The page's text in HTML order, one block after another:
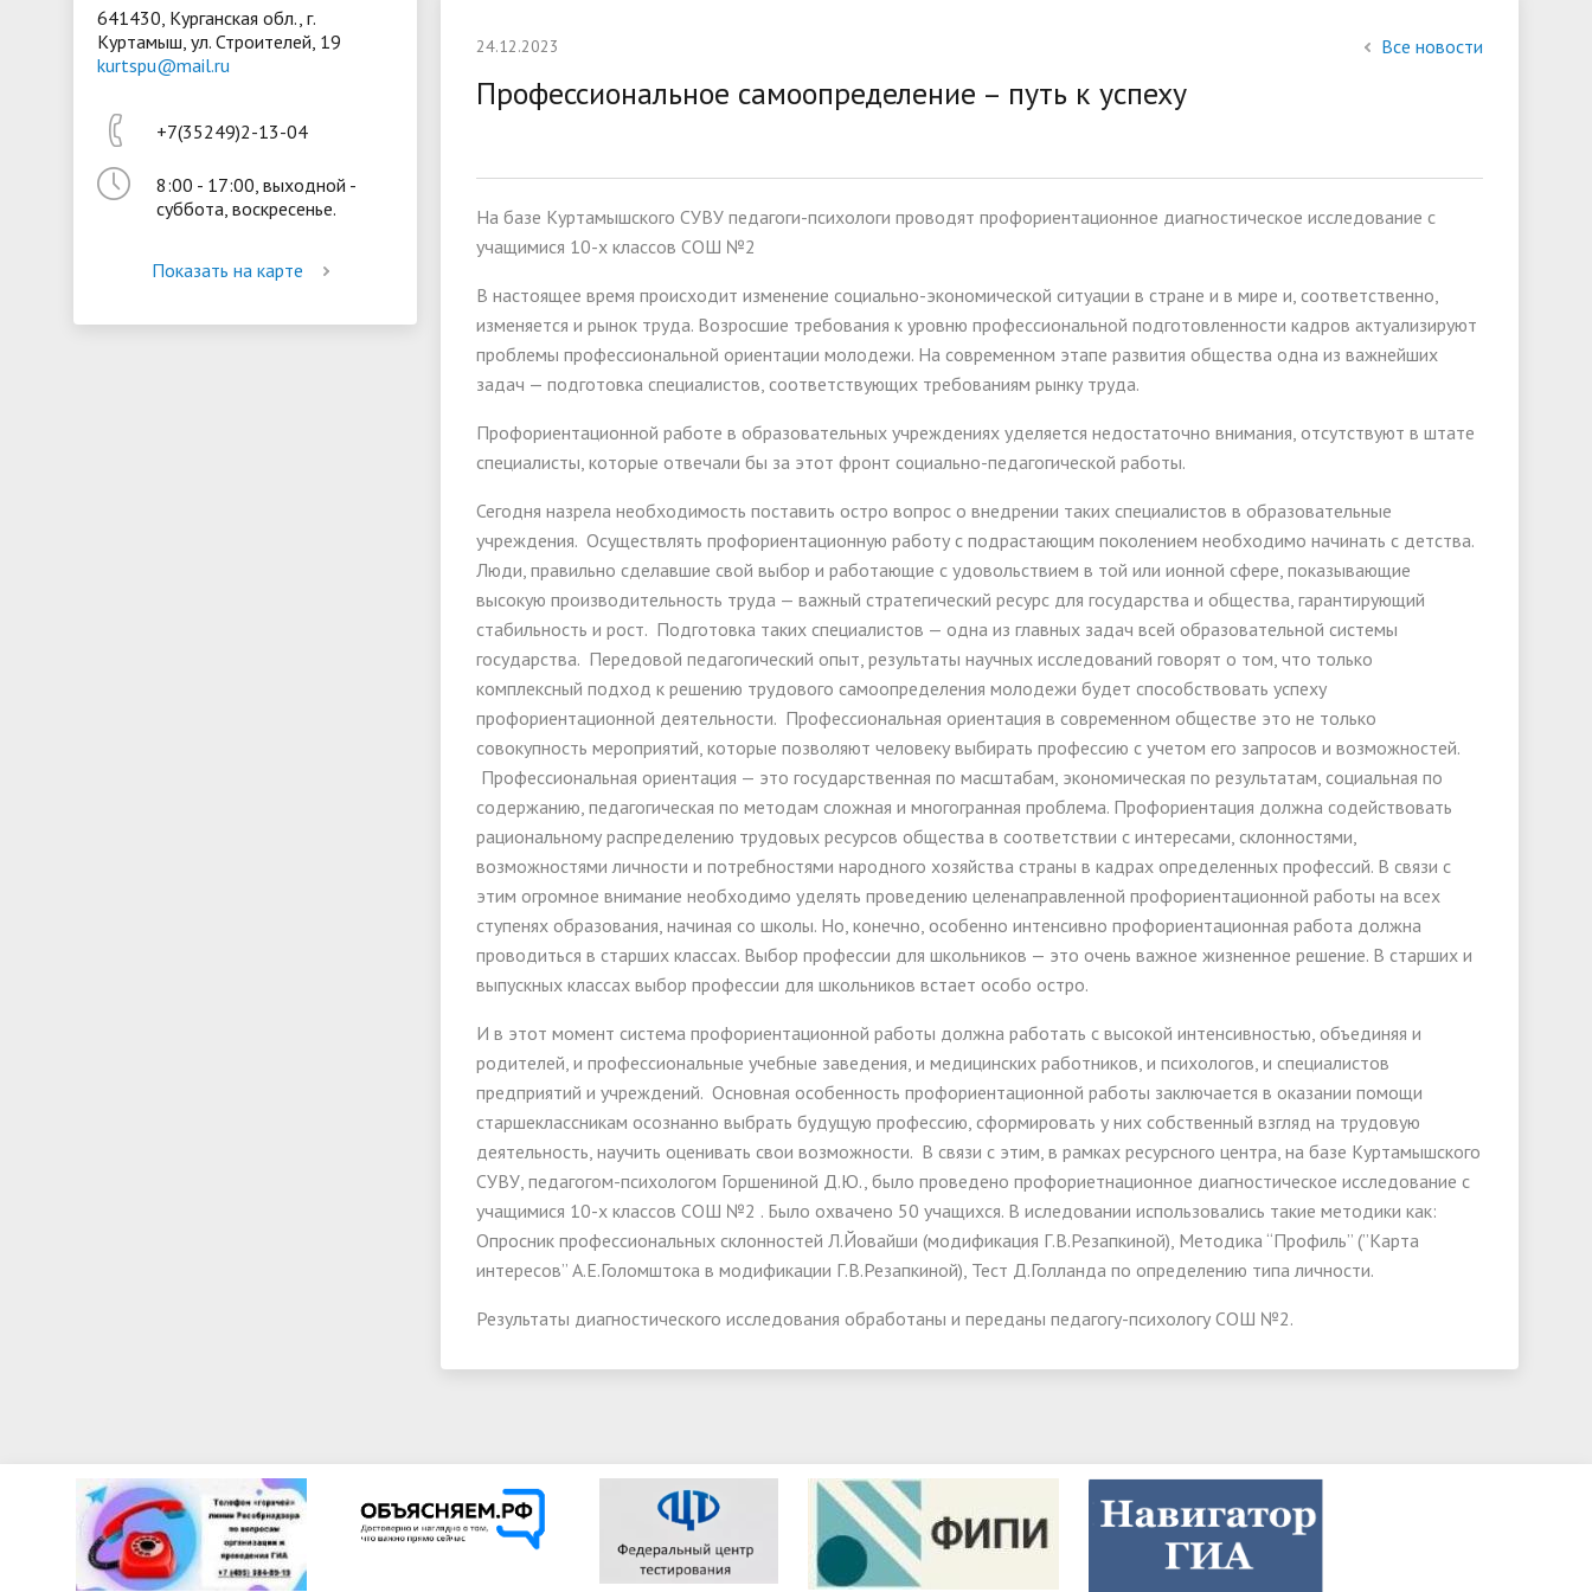
Материально-техническое
обеспечение и оснащённость
образовательного процесса
Стипендии и меры поддержки
обучающихся
деятельность
Организация питания в
Президентская библиотека
Воспитательная работа
641430, Курганская обл., г.
Куртамыш, ул. Строителей, 19
kurtspu@mail.ru
+7(35249)2-13-04
8:00 - 17:00, выходной -
суббота, воскресенье.
Показать на карте
24.12.2023 Все новости
Профессиональное самоопределение – путь к успеху
На базе Куртамышского СУВУ педагоги-психологи проводят профориентационное диагностическое исследование с
учащимися 10-х классов СОШ №2
В настоящее время происходит изменение социально-экономической ситуации в стране и в мире и, соответственно,
изменяется и рынок труда. Возросшие требования к уровню профессиональной подготовленности кадров актуализируют
проблемы профессиональной ориентации молодежи. На современном этапе развития общества одна из важнейших
задач — подготовка специалистов, соответствующих требованиям рынку труда.
Профориентационной работе в образовательных учреждениях уделяется недостаточно внимания, отсутствуют в штате
специалисты, которые отвечали бы за этот фронт социально-педагогической работы.
Сегодня назрела необходимость поставить остро вопрос о внедрении таких специалистов в образовательные
учреждения. Осуществлять профориентационную работу с подрастающим поколением необходимо начинать с детства.
Люди, правильно сделавшие свой выбор и работающие с удовольствием в той или ионной сфере, показывающие
высокую производительность труда — важный стратегический ресурс для государства и общества, гарантирующий
стабильность и рост. Подготовка таких специалистов — одна из главных задач всей образовательной системы
государства. Передовой педагогический опыт, результаты научных исследований говорят о том, что только
комплексный подход к решению трудового самоопределения молодежи будет способствовать успеху
профориентационной деятельности. Профессиональная ориентация в современном обществе это не только
совокупность мероприятий, которые позволяют человеку выбирать профессию с учетом его запросов и возможностей.
Профессиональная ориентация — это государственная по масштабам, экономическая по результатам, социальная по
содержанию, педагогическая по методам сложная и многогранная проблема. Профориентация должна содействовать
рациональному распределению трудовых ресурсов общества в соответствии с интересами, склонностями,
возможностями личности и потребностями народного хозяйства страны в кадрах определенных профессий. В связи с
этим огромное внимание необходимо уделять проведению целенаправленной профориентационной работы на всех
ступенях образования, начиная со школы. Но, конечно, особенно интенсивно профориентационная работа должна
проводиться в старших классах. Выбор профессии для школьников — это очень важное жизненное решение. В старших и
выпускных классах выбор профессии для школьников встает особо остро.
И в этот момент система профориентационной работы должна работать с высокой интенсивностью, объединяя и
родителей, и профессиональные учебные заведения, и медицинских работников, и психологов, и специалистов
предприятий и учреждений. Основная особенность профориентационной работы заключается в оказании помощи
старшеклассникам осознанно выбрать будущую профессию, сформировать у них собственный взгляд на трудовую
деятельность, научить оценивать свои возможности. В связи с этим, в рамках ресурсного центра, на базе Куртамышского
СУВУ, педагогом-психологом Горшениной Д.Ю., было проведено профориетнационное диагностическое исследование с
учащимися 10-х классов СОШ №2 . Было охвачено 50 учащихся. В иследовании использовались такие методики как:
Опросник профессиональных склонностей Л.Йовайши (модификация Г.В.Резапкиной), Методика “Профиль” (”Карта
интересов” А.Е.Голомштока в модификации Г.В.Резапкиной), Тест Д.Голланда по определению типа личности.
Результаты диагностического исследования обработаны и переданы педагогу-психологу СОШ №2.